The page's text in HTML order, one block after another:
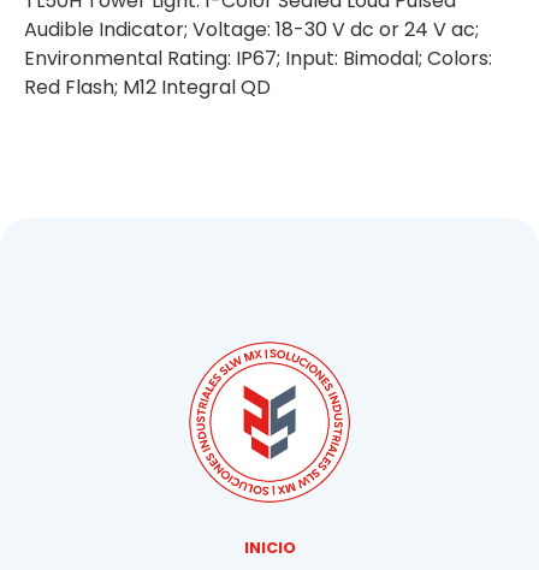
Audible Indicator; Voltage: 18-30 V dc or 24 V ac;
Environmental Rating: IP67; Input: Bimodal; Colors:
Red Flash; M12 Integral QD
INICIO